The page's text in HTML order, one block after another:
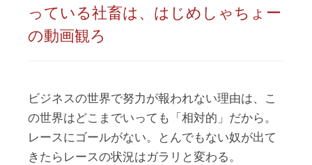
っている社畜は、はじめしゃちょー
の動画観ろ
ビジネスの世界で努力が報われない理由は、こ
の世界はどこまでいっても「相対的」だから。
レースにゴールがない。とんでもない奴が出て
きたらレースの状況はガラリと変わる。